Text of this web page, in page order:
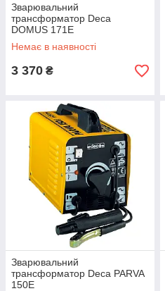
Зварювальний
трансформатор Deca
DOMUS 171E
Немає в наявності
3 370 ₴
Зварювальний
трансформатор Deca PARVA
150E